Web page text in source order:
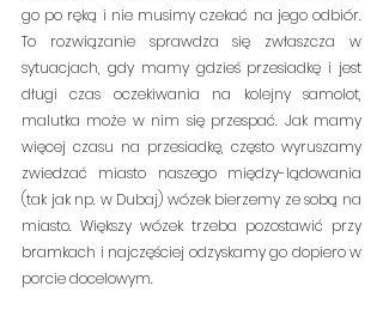
go po ręką i nie musimy czekać na jego odbiór.
To rozwiązanie sprawdza się zwłaszcza w
sytuacjach, gdy mamy gdzieś przesiadkę i jest
długi czas oczekiwania na kolejny samolot,
malutka może w nim się przespać. Jak mamy
więcej czasu na przesiadkę, często wyruszamy
zwiedzać miasto naszego między-lądowania
(tak jak np. w Dubaj) wózek bierzemy ze sobą na
miasto. Większy wózek trzeba pozostawić przy
bramkach i najczęściej odzyskamy go dopiero w
porcie docelowym.